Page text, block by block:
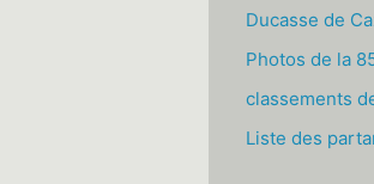
h
e
r
Ducasse de
Photos de la
classements
Liste des